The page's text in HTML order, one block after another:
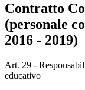
Contratto
(personale
2016 - 2019)
Art. 29 -
educativo